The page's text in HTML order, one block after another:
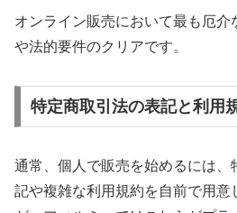
オンライン販売において最も厄介
や法的要件のクリアです。
特定商取引法の表記と利用
通常、個人で販売を始めるには、
記や複雑な利用規約を自前で用意